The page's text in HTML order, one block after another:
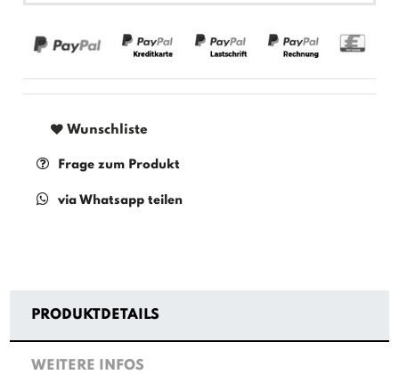
Wunschliste
Frage zum Produkt
via Whatsapp teilen
PRODUKTDETAILS
WEITERE INFOS